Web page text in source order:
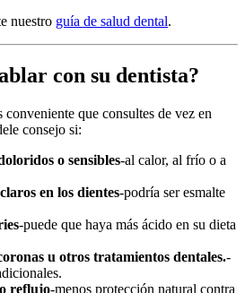
nuestro guía de salud dental.
con su dentista?
que consultes de vez en
consejo si:
o sensibles-al calor, al frío o a
en los dientes-podría ser esmalte
-puede que haya más ácido en su dieta
u otros tratamientos dentales.-
reflujo-menos protección natural contra